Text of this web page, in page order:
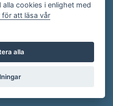
cookies i enlighet med
för att läsa vår
alla